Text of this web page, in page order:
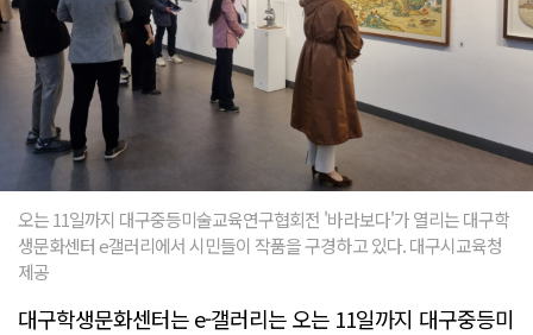
오는 11일까지 대구중등미술교육연구협회전 '바라보다'가 열리는 대구학
생문화센터 e갤러리에서 시민들이 작품을 구경하고 있다. 대구시교육청
제공
대구학생문화센터는 e-갤러리는 오는 11일까지 대구중등미